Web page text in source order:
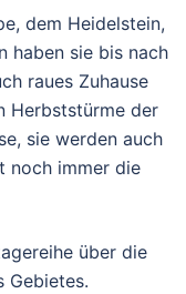
dem Heidelstein,
haben sie bis nach
raues Zuhause
Herbststürme der
sie werden auch
noch immer die
über die
Gebietes.